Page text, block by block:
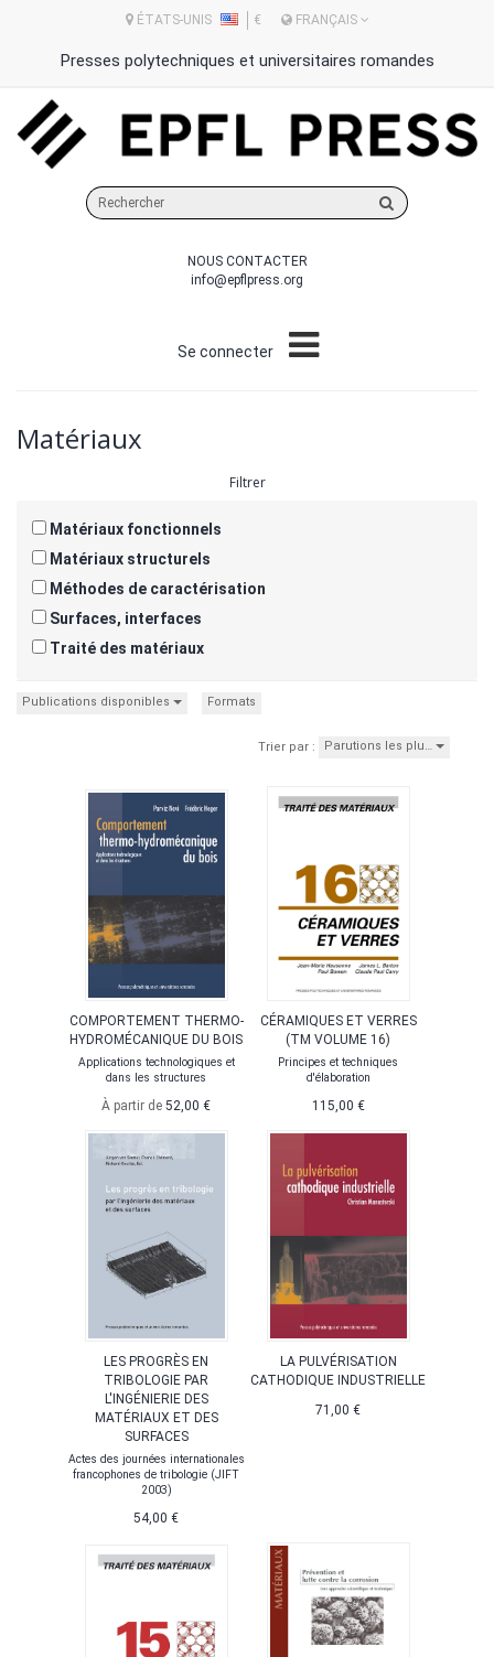
ÉTATS-UNIS € FRANÇAIS
Presses polytechniques et universitaires romandes
sur
site
NOUS CONTACTER
info@epflpress.org
Se connecter
Matériaux
Filtrer
Matériaux fonctionnels
Matériaux structurels
Méthodes de caractérisation
Surfaces, interfaces
Traité des matériaux
Publications disponibles Formats
Trier par : Parutions les plu…
COMPORTEMENT THERMO-
HYDROMÉCANIQUE DU BOIS
Applications technologiques et
dans les structures
À partir de 52,00 €
CÉRAMIQUES ET VERRES
(TM VOLUME 16)
Principes et techniques
d'élaboration
115,00 €
LES PROGRÈS EN
TRIBOLOGIE PAR
L'INGÉNIERIE DES
MATÉRIAUX ET DES
SURFACES
Actes des journées internationales
francophones de tribologie (JIFT
2003)
54,00 €
LA PULVÉRISATION
CATHODIQUE INDUSTRIELLE
71,00 €